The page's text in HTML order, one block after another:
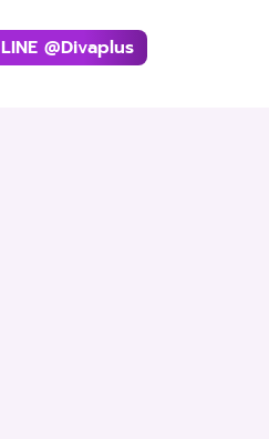
LINE @divaplus